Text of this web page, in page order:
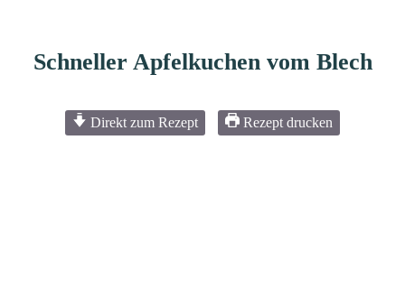
Schneller Apfelkuchen vom Blech
Direkt zum Rezept Rezept drucken